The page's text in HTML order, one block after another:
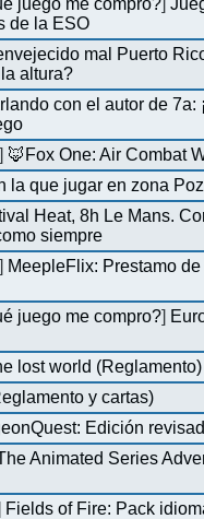
juego me compro? ]
de la ESO
mal Puerto
altura?
con el autor de 7a:
] 🦊Fox One: Air Combat
la que jugar en zona
Heat, 8h Le Mans.
siempre
] MeepleFlix: Prestamo
juego me compro?]
lost world (Reglamento)
y cartas)
Edición
Animated Series
Fields of Fire: Pack